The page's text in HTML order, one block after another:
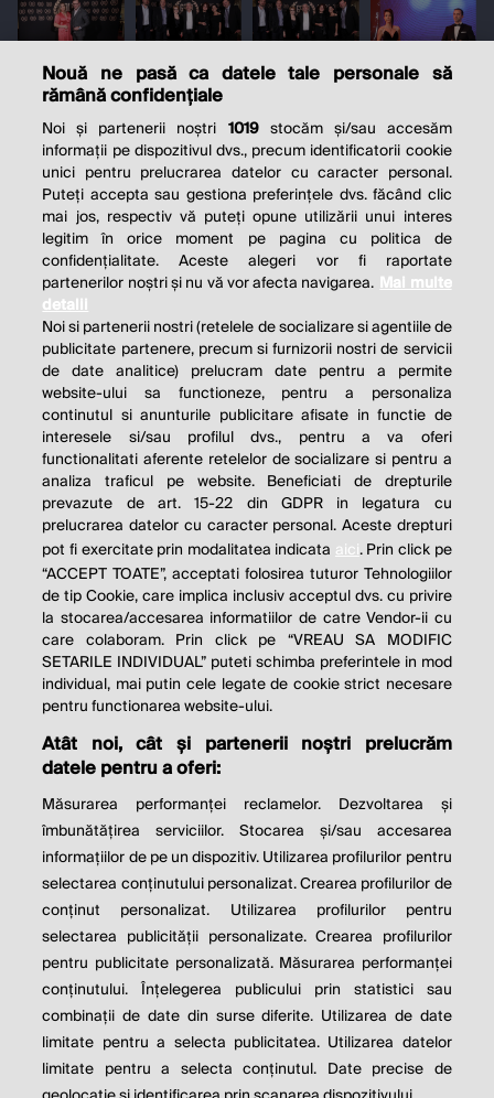
THE SOCIAL RESPONSIBILITY OF
BUSINESS IS TO INCREASE ITS
PROFITS.
Milton Friedman
© 2026 Profit.ro. Toate drepturile rezervate.
Dezvoltat de1616.ro
Contact Publicitate Despre noi
Politica de cookie Politica de
confidențialitate
Nouă ne pasă ca datele tale personale să
rămână confidențiale
Noi și partenerii noștri 1019stocăm și/sau accesăm
informații pe dispozitivul dvs., precum identificatorii cookie
unici pentru prelucrarea datelor cu caracter personal.
Puteți accepta sau gestiona preferințele dvs. făcând clic
mai jos, respectiv vă puteți opune utilizării unui interes
legitim în orice moment pe pagina cu politica de
confidențialitate. Aceste alegeri vor fi raportate
partenerilor noștri și nu vă vor afecta navigarea. Mai multe
detalii
Noi si partenerii nostri (retelele de socializare si agentiile de
publicitate partenere, precum si furnizorii nostri de servicii
de date analitice) prelucram date pentru a permite
website-ului sa functioneze, pentru a personaliza
continutul si anunturile publicitare afisate in functie de
interesele si/sau profilul dvs., pentru a va oferi
functionalitati aferente retelelor de socializare si pentru a
analiza traficul pe website. Beneficiati de drepturile
prevazute de art. 15-22 din GDPR in legatura cu
prelucrarea datelor cu caracter personal. Aceste drepturi
pot fi exercitate prin modalitatea indicata aici. Prin click pe
“ACCEPT TOATE”, acceptati folosirea tuturor Tehnologiilor
de tip Cookie, care implica inclusiv acceptul dvs. cu privire
la stocarea/accesarea informatiilor de catre Vendor-ii cu
care colaboram. Prin click pe “VREAU SA MODIFIC
SETARILE INDIVIDUAL” puteti schimba preferintele in mod
individual, mai putin cele legate de cookie strict necesare
pentru functionarea website-ului.
Atât noi, cât și partenerii noștri prelucrăm
datele pentru a oferi:
Măsurarea performanței reclamelor. Dezvoltarea și
îmbunătățirea serviciilor. Stocarea și/sau accesarea
informațiilor de pe un dispozitiv. Utilizarea profilurilor pentru
selectarea conținutului personalizat. Crearea profilurilor de
conținut personalizat. Utilizarea profilurilor pentru
selectarea publicității personalizate. Crearea profilurilor
pentru publicitate personalizată. Măsurarea performanței
conținutului. Înțelegerea publicului prin statistici sau
combinații de date din surse diferite. Utilizarea de date
limitate pentru a selecta publicitatea. Utilizarea datelor
limitate pentru a selecta conținutul. Date precise de